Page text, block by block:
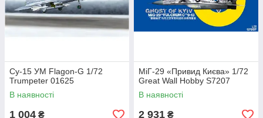
Су-15 УМ Flagon-G 1/72
Trumpeter 01625
В наявності
1 004 ₴
МіГ-29 «Привид Києва» 1/72
Great Wall Hobby S7207
В наявності
2 931 ₴